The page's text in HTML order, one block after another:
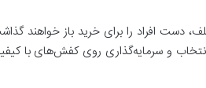
افراد را برای خرید باز خواهند
و سرمایه‌گذاری روی کفش‌های با